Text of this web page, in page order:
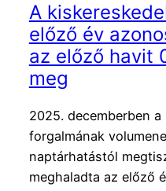
A
előző év
az előző havit
meg
2025. decemberben a
forgalmának
naptárhatástól
meghaladta az előző